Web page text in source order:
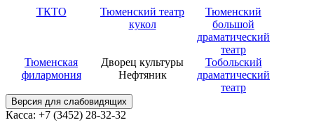
ТКТО
Тюменский театр
кукол
Тюменский
большой
драматический
театр
Тюменская
филармония
Дворец культуры
Нефтяник
Тобольский
драматический
театр
Версия для слабовидящих
Касса: +7 (3452) 28-32-32